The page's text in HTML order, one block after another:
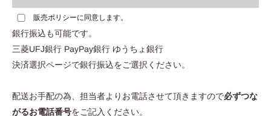
販売ポリシーに同意します。
銀行振込も可能です。
三菱UFJ銀行 PayPay銀行 ゆうちょ銀行
決済選択ページで銀行振込をご選択ください。
配送お手配の為、担当者よりお電話させて頂きますので必ずつな
がるお電話番号をご記入ください。